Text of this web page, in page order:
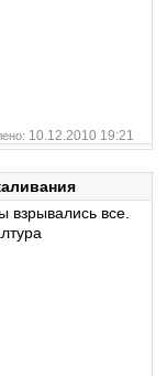
10.12.2010 19:21
взрывались все.